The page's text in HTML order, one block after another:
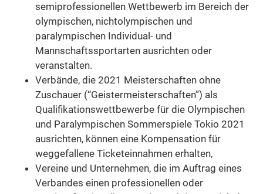
semiprofessionellen Wettbewerb im Bereich der
olympischen, nichtolympischen und
paralympischen Individual- und
Mannschaftssportarten ausrichten oder
veranstalten.
Verbände, die 2021 Meisterschaften ohne
Zuschauer (“Geistermeisterschaften”) als
Qualifikationswettbewerbe für die Olympischen
und Paralympischen Sommerspiele Tokio 2021
ausrichten, können eine Kompensation für
weggefallene Ticketeinnahmen erhalten,
Vereine und Unternehmen, die im Auftrag eines
Verbandes einen professionellen oder